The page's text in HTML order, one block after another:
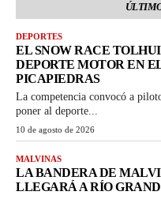
DEPORTES
EL SNOW RACE
DEPORTE MOTOR EN
PICAPIEDRAS
La competencia convocó a
poner al deporte...
10 de agosto de 2026
MALVINAS
LA BANDERA DE
LLEGARÁ A RÍO